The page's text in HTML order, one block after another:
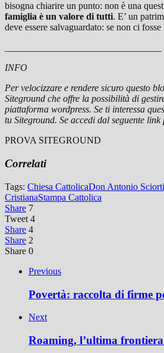
bisogna chiarire un punto: non è una
famiglia è un valore di tutti. E’ un
deve essere salvaguardato: se non ci
INFO
Per velocizzare e rendere sicuro questo
Siteground che offre la possibilità di
piattaforma wordpress. Se ti interessa
tu Siteground. Se accedi dal seguente
PROVA SITEGROUND
Correlati
Tags: Chiesa CattolicaDon Antonio
CristianaStampa Cattolica
Share 7
Tweet 4
Share 4
Share 2
Share 0
Previous
Povertà: raccolta di firme
Next
Roaming, l’ultima